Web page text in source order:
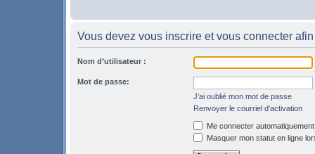
Vous devez vous inscrire et vous connecter
Nom d’utilisateur :
Mot de passe:
J’ai oublié mon mot de passe
Renvoyer le courriel d’activation
Me connecter
Masquer mon statut en ligne